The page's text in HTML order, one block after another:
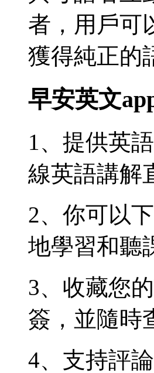
者，用戶可
獲得純正的
早安英文
1、提供英
線英語講解
2、你可以
地學習和聽
3、收藏您
簽，並隨時
4、支持評